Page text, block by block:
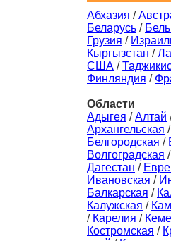
Абхазия /
Беларусь /
Грузия /
Кыргызстан /
США /
Финляндия /
Области
Адыгея /Алтай
Архангельская /
Белгородская /
Волгоградская /
Дагестан /
Ивановская /
Балкарская /
Калужская /
/ Карелия /
Костромская /